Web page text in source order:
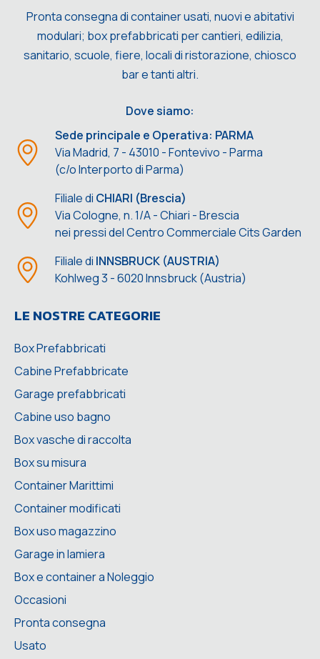
Pronta consegna di container usati, nuovi e abitativi
modulari; box prefabbricati per cantieri, edilizia,
sanitario, scuole, fiere, locali di ristorazione, chiosco
bar e tanti altri.
Dove siamo:
Sede principale e Operativa: PARMA
Via Madrid, 7 - 43010 - Fontevivo - Parma
(c/o Interporto di Parma)
Filiale di CHIARI (Brescia)
Via Cologne, n. 1/A - Chiari - Brescia
nei pressi del Centro Commerciale Cits Garden
Filiale di INNSBRUCK (AUSTRIA)
Kohlweg 3 - 6020 Innsbruck (Austria)
LE NOSTRE CATEGORIE
Box Prefabbricati
Cabine Prefabbricate
Garage prefabbricati
Cabine uso bagno
Box vasche di raccolta
Box su misura
Container Marittimi
Container modificati
Box uso magazzino
Garage in lamiera
Box e container a Noleggio
Occasioni
Pronta consegna
Usato